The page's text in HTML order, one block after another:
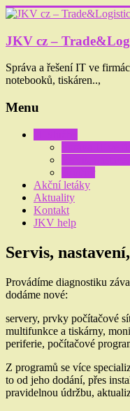
Skip
content
JKV cz –
Správa a řešení IT ve
notebooků, tiskáren..,
Menu
Akční letáky
Aktuality
Kontakt
JKV help
Servis,
Provádíme diagnostiku
dodáme nové:
servery, prvky počítačové
multifunkce a tiskárny,
periferie, počítačové
Z programů se více
to od jeho dodání, přes
pravidelnou údržbu,